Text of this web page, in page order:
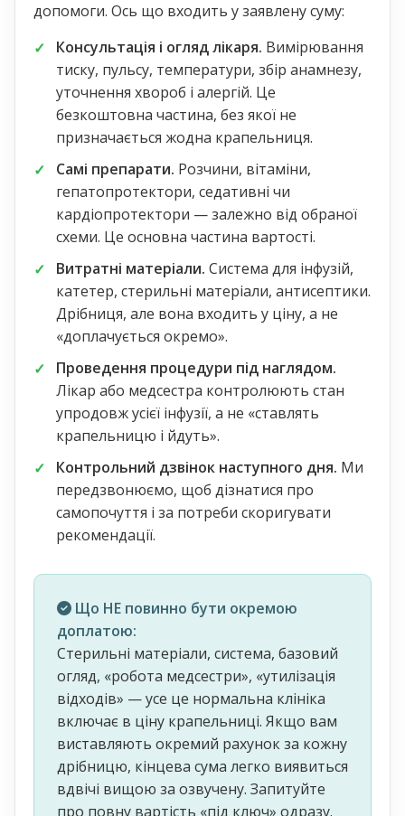
допомоги. Ось що входить у заявлену суму:
Консультація і огляд лікаря. Вимірювання
тиску, пульсу, температури, збір анамнезу,
уточнення хвороб і алергій. Це
безкоштовна частина, без якої не
призначається жодна крапельниця.
Самі препарати. Розчини, вітаміни,
гепатопротектори, седативні чи
кардіопротектори — залежно від обраної
схеми. Це основна частина вартості.
Витратні матеріали. Система для інфузій,
катетер, стерильні матеріали, антисептики.
Дрібниця, але вона входить у ціну, а не
«доплачується окремо».
Проведення процедури під наглядом.
Лікар або медсестра контролюють стан
упродовж усієї інфузії, а не «ставлять
крапельницю і йдуть».
Контрольний дзвінок наступного дня. Ми
передзвонюємо, щоб дізнатися про
самопочуття і за потреби скоригувати
рекомендації.
Що НЕ повинно бути окремою
доплатою:
Стерильні матеріали, система, базовий
огляд, «робота медсестри», «утилізація
відходів» — усе це нормальна клініка
включає в ціну крапельниці. Якщо вам
виставляють окремий рахунок за кожну
дрібницю, кінцева сума легко виявиться
вдвічі вищою за озвучену. Запитуйте
про повну вартість «під ключ» одразу.